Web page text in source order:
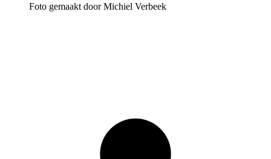
Foto gemaakt door Michiel Verbeek